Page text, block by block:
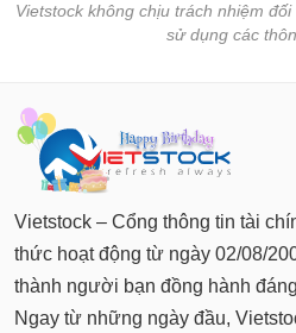
Vietstock không chịu trách nhiệm
sử dụng các
Vietstock – Cổng thông tin tài
thức hoạt động từ ngày 02/08/
thành người bạn đồng hành
Ngay từ những ngày đầu,